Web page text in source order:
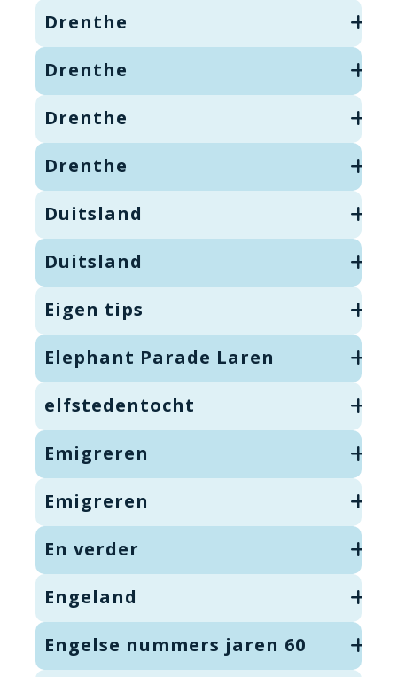
Drenthe
Drenthe
Drenthe
Drenthe
Duitsland
Duitsland
Eigen tips
Elephant Parade Laren
elfstedentocht
Emigreren
Emigreren
En verder
Engeland
Engelse nummers jaren 60